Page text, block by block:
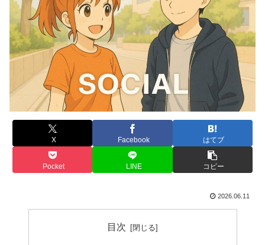
X Facebook はてブ
Pocket LINE コピー
2026.06.11
目次